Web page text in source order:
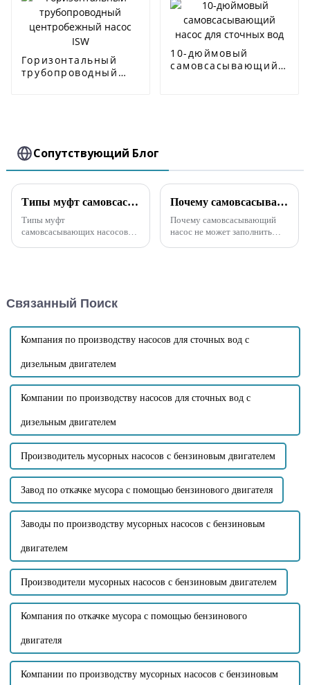
Горизонтальный
трубопроводный
10-дюймовый
самовсасывающий
Сопутствующий Блог
Типы муфт самовсасывающих насосов
Типы муфт
самовсасывающих насосов
шестерен, которые могут
количество...
Почему самовсасывающий насос не может закачать воду?
Почему самовсасывающий
насос не может заполнить
Связанный Поиск
Компания по производству насосов для сточных вод с
дизельным двигателем
Компании по производству насосов для сточных вод с
дизельным двигателем
Производитель мусорных насосов с бензиновым двигателем
Завод по откачке мусора с помощью бензинового двигателя
Заводы по производству мусорных насосов с бензиновым
двигателем
Производители мусорных насосов с бензиновым двигателем
Компания по откачке мусора с помощью бензинового
двигателя
Компании по производству мусорных насосов с бензиновым